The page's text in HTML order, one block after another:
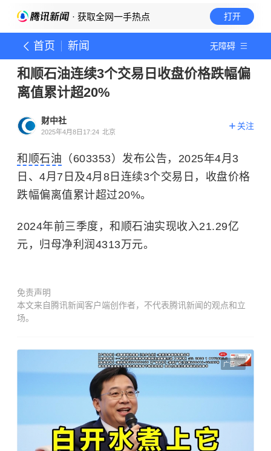
· 获取全网一手热点 打开
首页 新闻 无障碍
和顺石油连续3个交易日收盘价格跌幅偏
离值累计超20%
财中社
2025年4月8日17:24 北京
关注
和顺石油 （603353）发布公告，2025年4月3
日、4月7日及4月8日连续3个交易日，收盘价格
跌幅偏离值累计超过20%。
2024年前三季度，和顺石油实现收入21.29亿
元，归母净利润4313万元。
免责声明
本文来自腾讯新闻客户端创作者，不代表腾讯新闻的观点和立
场。
广告